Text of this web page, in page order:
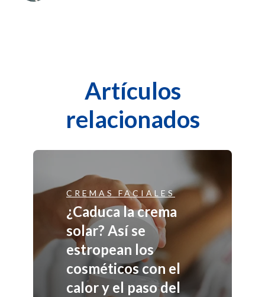
Artículos
relacionados
CREMAS FACIALES
¿Caduca la crema
solar? Así se
estropean los
cosméticos con el
calor y el paso del